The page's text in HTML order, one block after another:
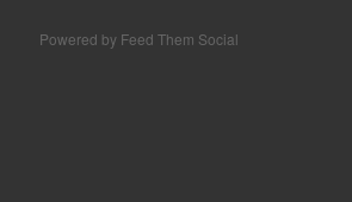
Powered by Feed Them Social